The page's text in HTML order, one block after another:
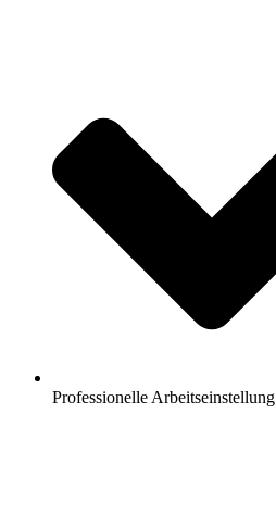
Professionelle Arbeitseinstellung